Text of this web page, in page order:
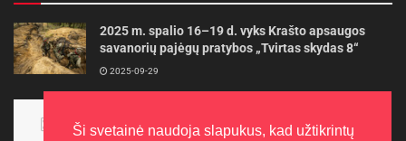
2025 m. spalio 16–19 d. vyks Krašto apsaugos
savanorių pajėgų pratybos „Tvirtas skydas 8“
2025-09-29
aukso
Ši svetainė naudoja slapukus, kad užtikrintų